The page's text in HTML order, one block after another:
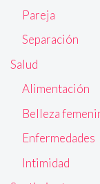
Pareja
Separación
Salud
Alimentación
Belleza
Enfermedades
Intimidad